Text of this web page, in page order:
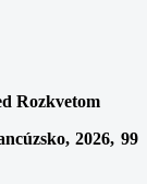
Rozkvetom
2026, 99